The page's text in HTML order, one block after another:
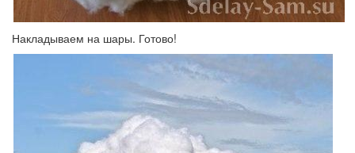
Накладываем на шары. Готово!